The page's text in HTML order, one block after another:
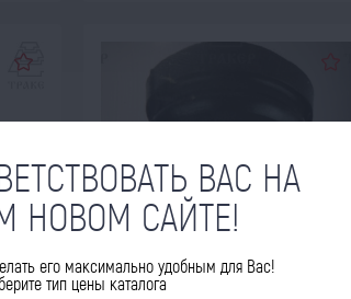
В НАЛИЧИИ
ВАС НА
НОВОМ САЙТЕ!
его максимально удобным для Вас!
тип цены каталога